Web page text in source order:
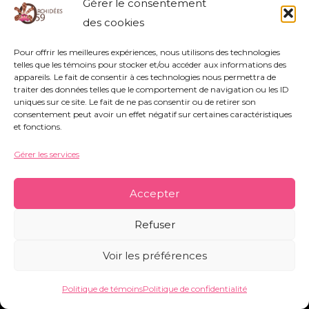
Gérer le consentement
des cookies
Pour offrir les meilleures expériences, nous utilisons des technologies
telles que les témoins pour stocker et/ou accéder aux informations des
appareils. Le fait de consentir à ces technologies nous permettra de
traiter des données telles que le comportement de navigation ou les ID
uniques sur ce site. Le fait de ne pas consentir ou de retirer son
consentement peut avoir un effet négatif sur certaines caractéristiques
et fonctions.
Gérer les services
Accepter
Refuser
Voir les préférences
Politique de témoinsPolitique de confidentialité
Association Orchidées 59 - Siège Social : 752
rue Nestor Bouliez - 59690 Vieux-Condé -
orchidees59@orange.fr-Mentions légales
Politique de témoins
-Conditions générales
Copyright © 2026 Orchidées 59 | Réalisé par CO&COM